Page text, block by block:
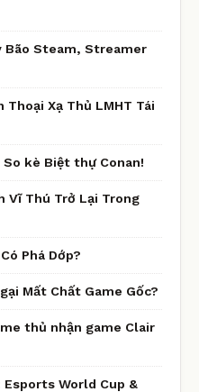
Bão Steam, Streamer
Xạ Thủ LMHT Tái
kè Biệt thự Conan!
Vĩ Thú Trở Lại Trong
Phá Dớp?
Mất Chất Game Gốc?
thủ nhận game Clair
World Cup &